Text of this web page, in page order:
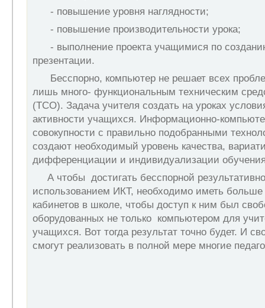
- повышение уровня наглядности;
- повышение производительности урока;
- выполнение проекта учащимися по
презентации.
Бесспорно, компьютер не решает всех
лишь много- функциональным техническим
(ТСО). Задача учителя создать на уроках
активности учащихся. Информационно-
совокупности с правильно подобранными
создают необходимый уровень качества,
дифференциации и индивидуализации
А чтобы достигать бесспорной
использованием ИКТ, необходимо иметь
кабинетов в школе, чтобы доступ к ним был
оборудованных не только компьютером для
учащихся. Вот тогда результат точно будет. И
смогут реализовать в полной мере многие